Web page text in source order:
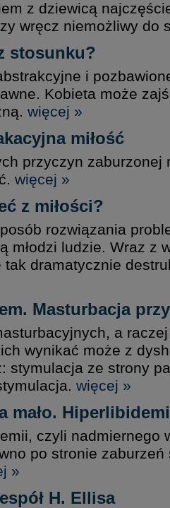
z dziewicą
wręcz niemożliwy do
stosunku?
i
Kobieta może
więcej »
miłość
przyczyn zaburzonej
więcej »
z miłości?
rozwiązania
młodzi ludzie. Wraz z
tak dramatycznie
Masturbacja
a
wynikać może z
stymulacja ze strony
więcej »
mało.
czyli nadmiernego
po stronie
»
H. Ellisa